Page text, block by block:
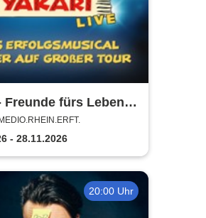
Freunde fürs Leben -
für die ganze
- 28.11.2026
20:00 Uhr